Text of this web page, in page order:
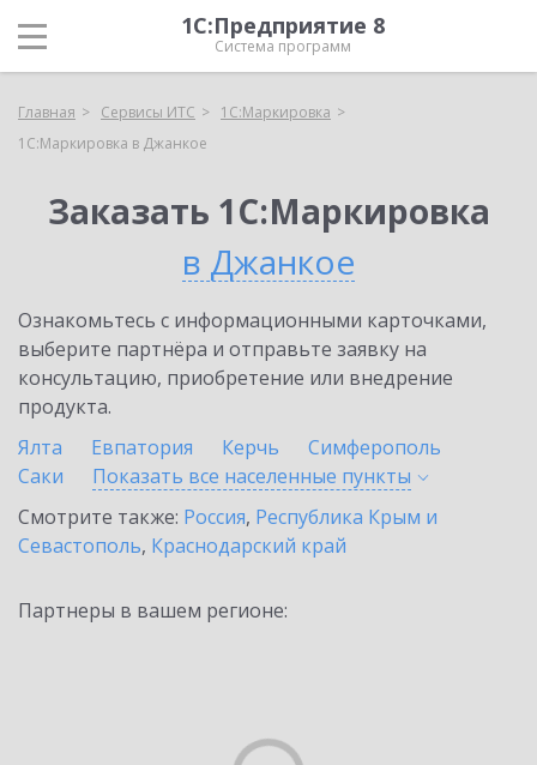
1С:Предприятие 8
Система программ
Главная Сервисы ИТС
1С:Маркировка
1С:Маркировка в Джанкое
Заказать 1С:Маркировка
в Джанкое
Ознакомьтесь с информационными карточками,
выберите партнёра и отправьте заявку на
консультацию, приобретение или внедрение
продукта.
Ялта
Евпатория Керчь
Симферополь
Саки
Показать все населенные пункты
Смотрите также: Россия, Республика Крым и
Севастополь, Краснодарский край
Партнеры в вашем регионе: